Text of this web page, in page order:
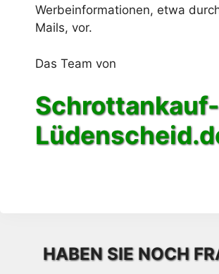
Werbeinformationen, etwa
Mails, vor.
Das Team von
Schrottankauf-
HABEN SIE NOCH